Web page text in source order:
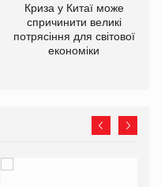
Криза у Китаї може
спричинити великі
потрясіння для світової
економіки